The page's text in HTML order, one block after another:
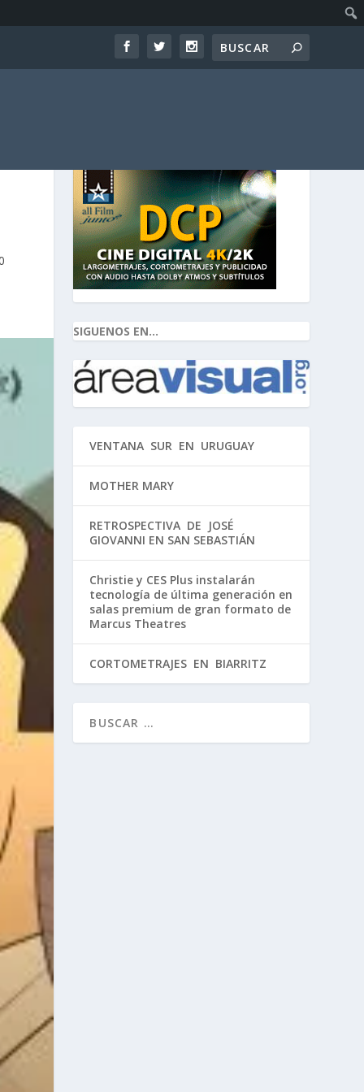
SIGUENOS EN...
VENTANA SUR EN URUGUAY
MOTHER MARY
RETROSPECTIVA DE JOSÉ
GIOVANNI EN SAN SEBASTIÁN
Christie y CES Plus instalarán
tecnología de última generación en
salas premium de gran formato de
Marcus Theatres
CORTOMETRAJES EN BIARRITZ